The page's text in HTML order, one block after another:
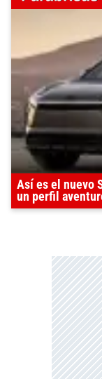
Así es el nuevo
un perfil